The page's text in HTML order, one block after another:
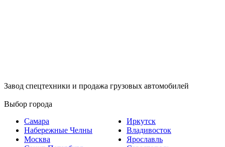
Завод спецтехники и продажа грузовых автомобилей
Выбор города
Самара
Набережные Челны
Москва
Иркутск
Владивосток
Ярославль